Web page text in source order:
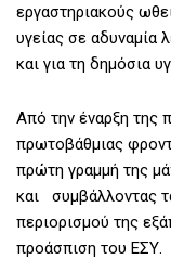
εργαστηριακούς
υγείας σε αδυναμία
και για τη δημόσια
Από την έναρξη της
πρωτοβάθμιας
πρώτη γραμμή της
και συμβάλλοντας
περιορισμού της
προάσπιση του ΕΣΥ.